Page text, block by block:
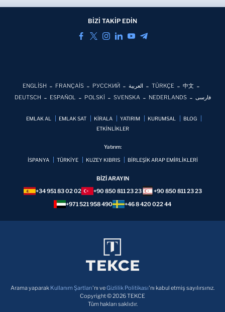
BİZİ TAKİP EDİN
ENGLİSH FRANÇAİS РУССКИЙ العربية TÜRKÇE
中文
DEUTSCH
ESPAÑOL POLSKİ SVENSKA NEDERLANDS فارسی
EMLAK AL EMLAK SAT KİRALA YATIRIM KURUMSAL
BLOG
ETKİNLİKLER
Yatırım:
İSPANYA TÜRKİYE KUZEY KIBRIS BİRLEŞİK ARAP EMİRLİKLERİ
BİZİ ARAYIN
+34 951 83 02 02
+90 850 811 23 23
+90 850 811 23 23
+971 521 958 490
+46 8 420 022 44
Arama yaparak Kullanım Şartları'nı veGizlilik Politikası'nı kabul etmiş sayılırsınız.
Copyright © 2026 TEKCE
Tüm hakları saklıdır.